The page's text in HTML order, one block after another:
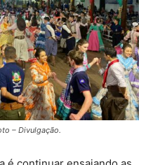
– Divulgação.